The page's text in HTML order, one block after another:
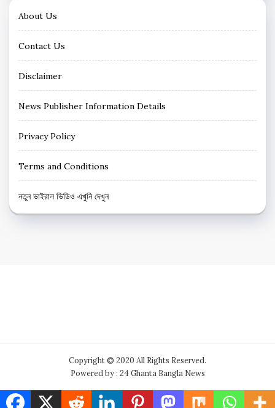
About Us
Contact Us
Disclaimer
News Publisher Information Details
Privacy Policy
Terms and Conditions
নতুন ভাইরাল ভিডিও এখুনি দেখুন
Copyright © 2020 All Rights Reserved.
Powered by : 24 Ghanta Bangla News